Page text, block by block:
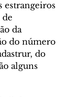
estrangeiros
de
da
do número
do
alguns